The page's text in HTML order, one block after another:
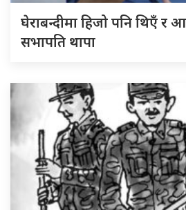
घेराबन्दीमा हिजो पनि थिएँ र
सभापति थापा